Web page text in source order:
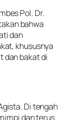
Pol. Dr.
bahwa
dan
khususnya
dan bakat di
Di tengah
dan terus